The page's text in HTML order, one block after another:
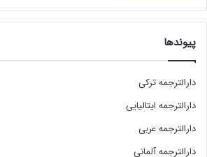
پیوندها
دارالترجمه ترکی
دارالترجمه ایتالیایی
دارالترجمه عربی
دارالترجمه آلمانی